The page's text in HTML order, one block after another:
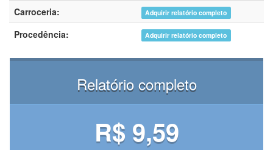
Carroceria: Adquirir relatório completo
Procedência: Adquirir relatório completo
Relatório completo
R$ 9,59